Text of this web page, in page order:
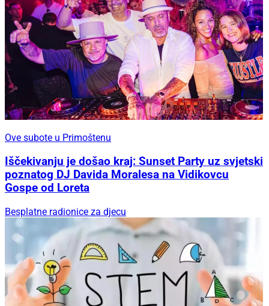
Ove subote u Primoštenu
Iščekivanju je došao kraj: Sunset Party uz svjetski
poznatog DJ Davida Moralesa na Vidikovcu
Gospe od Loreta
Besplatne radionice za djecu